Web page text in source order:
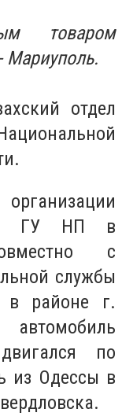
товаром
Мариуполь.
отдел
ГУ НП в
с
службы
в районе г.
по
из Одессы в